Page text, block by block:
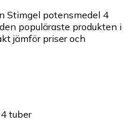
Stimgel potensmedel 4
populäraste produkten i
jämför priser och
tuber